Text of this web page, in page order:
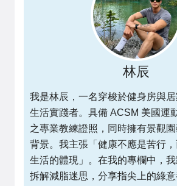
林辰
我是林辰，一名穿梭於健身房與
生活實踐者。具備 ACSM 美國運
之專業教練證照，同時擁有景觀
背景。我主張「健康不應是苦行
生活的體現」。在我的專欄中，
拆解減脂迷思，分享指尖上的綠